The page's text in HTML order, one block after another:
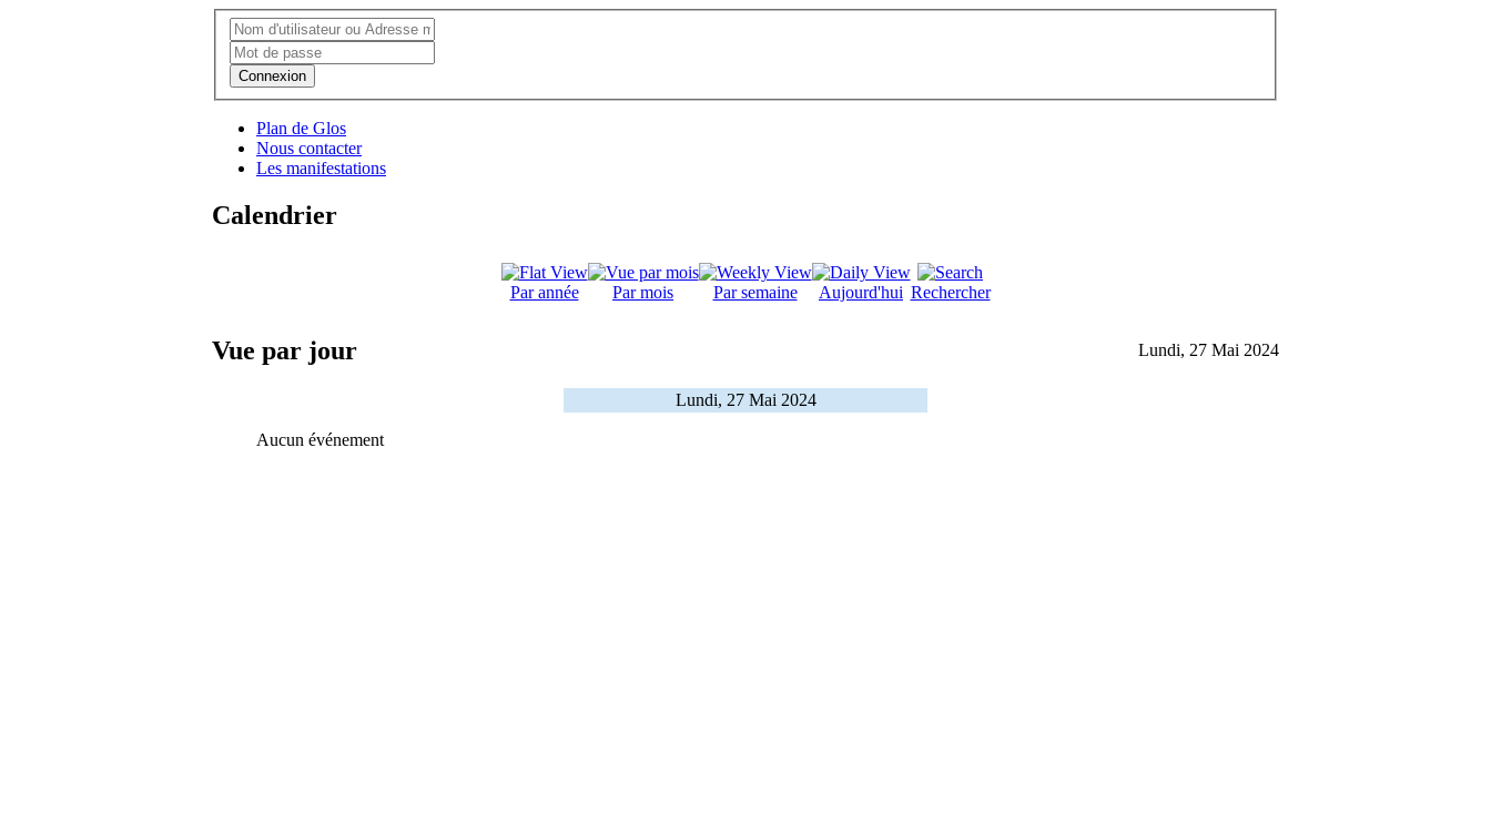
Connexion
Plan de Glos
Nous contacter
Les manifestations
Calendrier
Par année Par mois Par semaine Aujourd'hui Rechercher
Vue par jour Lundi, 27 Mai 2024
Lundi, 27 Mai 2024
Aucun événement